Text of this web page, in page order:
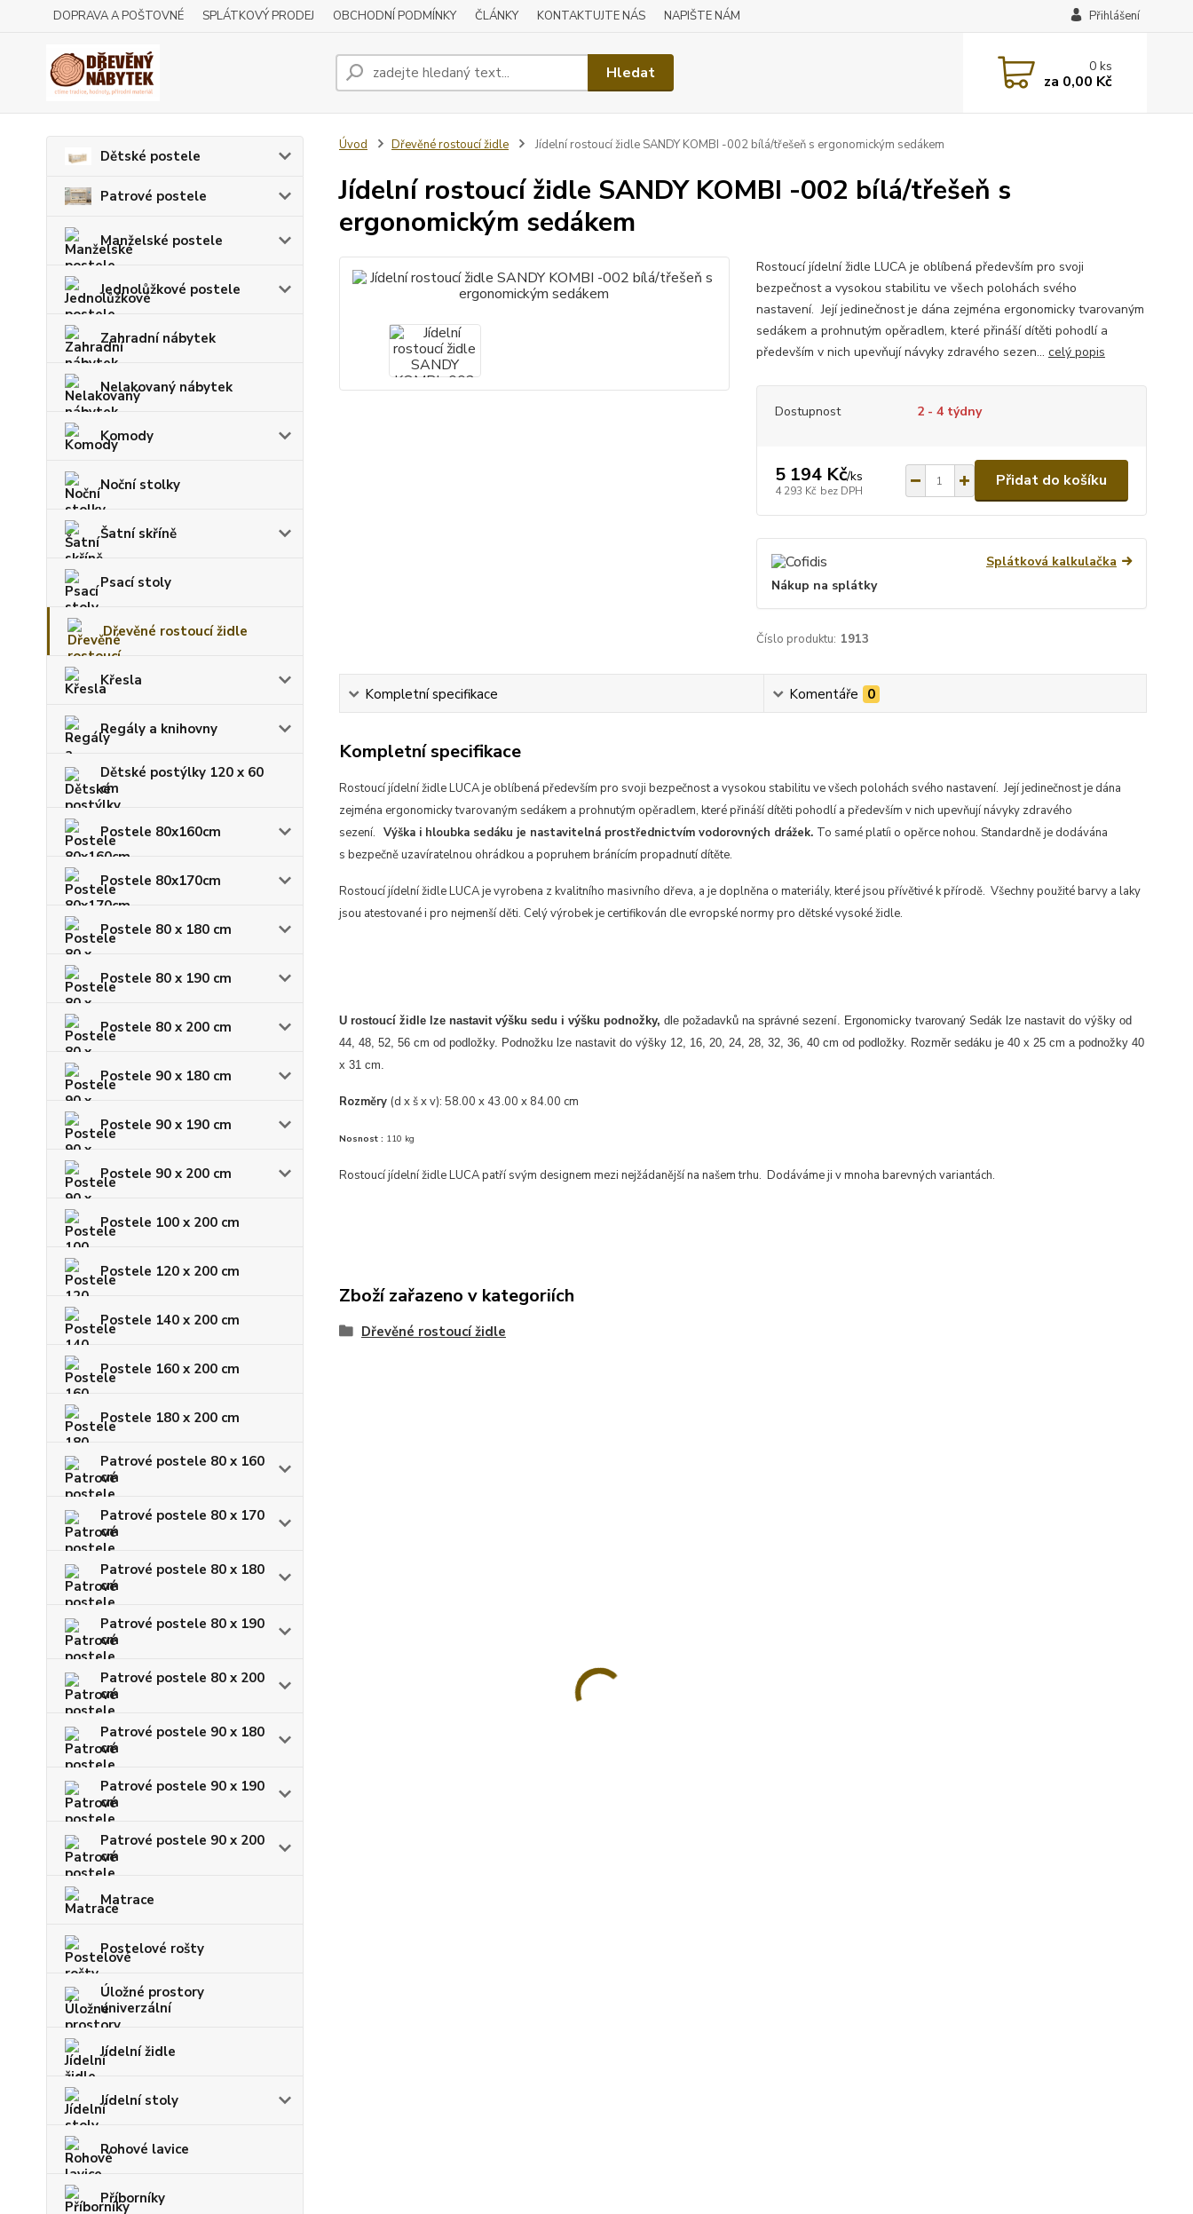
DOPRAVA A POŠTOVNÉ SPLÁTKOVÝ PRODEJ OBCHODNÍ PODMÍNKY ČLÁNKY KONTAKTUJTE NÁS NAPIŠTE NÁM Přihlášení
Hledat 0ks
za 0,00 Kč
Dětské postele
Patrové postele
Manželské postele
Jednolůžkové postele
Zahradní nábytek
Nelakovaný nábytek
Komody
Noční stolky
Šatní skříně
Psací stoly
Dřevěné rostoucí židle
Křesla
Regály a knihovny
Dětské postýlky 120 x 60
cm
Postele 80x160cm
Postele 80x170cm
Postele 80 x 180 cm
Postele 80 x 190 cm
Postele 80 x 200 cm
Postele 90 x 180 cm
Postele 90 x 190 cm
Postele 90 x 200 cm
Postele 100 x 200 cm
Postele 120 x 200 cm
Postele 140 x 200 cm
Postele 160 x 200 cm
Postele 180 x 200 cm
Patrové postele 80 x 160
cm
Patrové postele 80 x 170
cm
Patrové postele 80 x 180
cm
Patrové postele 80 x 190
cm
Patrové postele 80 x 200
cm
Patrové postele 90 x 180
cm
Patrové postele 90 x 190
cm
Patrové postele 90 x 200
cm
Matrace
Postelové rošty
Úložné prostory
univerzální
Jídelní židle
Jídelní stoly
Rohové lavice
Příborníky
Úvod Dřevěné rostoucí židle Jídelní rostoucí židle SANDY KOMBI -002 bílá/třešeň s ergonomickým sedákem
Jídelní rostoucí židle SANDY KOMBI -002 bílá/třešeň s
ergonomickým sedákem
Rostoucí jídelní židle LUCA je oblíbená především pro svoji
bezpečnost a vysokou stabilitu ve všech polohách svého
nastavení. Její jedinečnost je dána zejména ergonomicky tvarovaným
sedákem a prohnutým opěradlem, které přináší dítěti pohodlí a
především v nich upevňují návyky zdravého sezen... celý popis
Dostupnost 2 - 4 týdny
5 194 Kč/ks
4 293 Kč bez DPH
Přidat do košíku
Splátková kalkulačka
Nákup na splátky
Číslo produktu: 1913
Kompletní specifikace Komentáře 0
Kompletní specifikace
Rostoucí jídelní židle LUCA je oblíbená především pro svoji bezpečnost a vysokou stabilitu ve všech polohách svého nastavení. Její jedinečnost je dána
zejména ergonomicky tvarovaným sedákem a prohnutým opěradlem, které přináší dítěti pohodlí a především v nich upevňují návyky zdravého
sezení. Výška i hloubka sedáku je nastavitelná prostřednictvím vodorovných drážek. To samé platíi o opěrce nohou. Standardně je dodávána
s bezpečně uzavíratelnou ohrádkou a popruhem bránícím propadnutí dítěte.
Rostoucí jídelní židle LUCA je vyrobena z kvalitního masivního dřeva, a je doplněna o materiály, které jsou přívětivé k přírodě. Všechny použité barvy a laky
jsou atestované i pro nejmenší děti. Celý výrobek je certifikován dle evropské normy pro dětské vysoké židle.
U rostoucí židle lze nastavit výšku sedu i výšku podnožky, dle požadavků na správné sezení. Ergonomicky tvarovaný Sedák lze nastavit do výšky od
44, 48, 52, 56 cm od podložky. Podnožku lze nastavit do výšky 12, 16, 20, 24, 28, 32, 36, 40 cm od podložky. Rozměr sedáku je 40 x 25 cm a podnožky 40
x 31 cm.
Rozměry (d x š x v): 58.00 x 43.00 x 84.00 cm
Nosnost : 110 kg
Rostoucí jídelní židle LUCA patří svým designem mezi nejžádanější na našem trhu. Dodáváme ji v mnoha barevných variantách.
Zboží zařazeno v kategoriích
Dřevěné rostoucí židle